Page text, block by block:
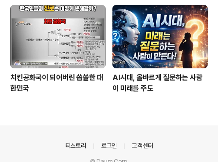
치킨공화국이 되어버린 씁쓸한 대
한민국
AI시대, 올바르게 질문하는 사람
이 미래를 주도
티스토리 로그인 고객센터